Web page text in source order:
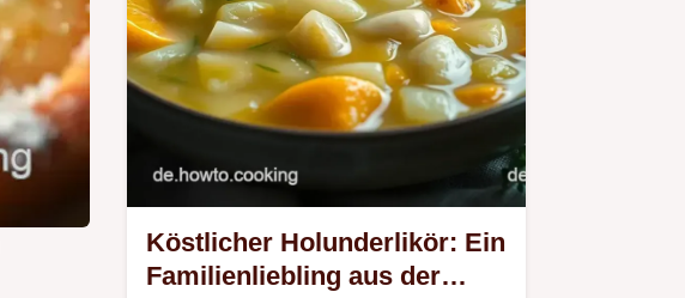
Köstlicher Holunderlikör: Ein
Familienliebling aus der